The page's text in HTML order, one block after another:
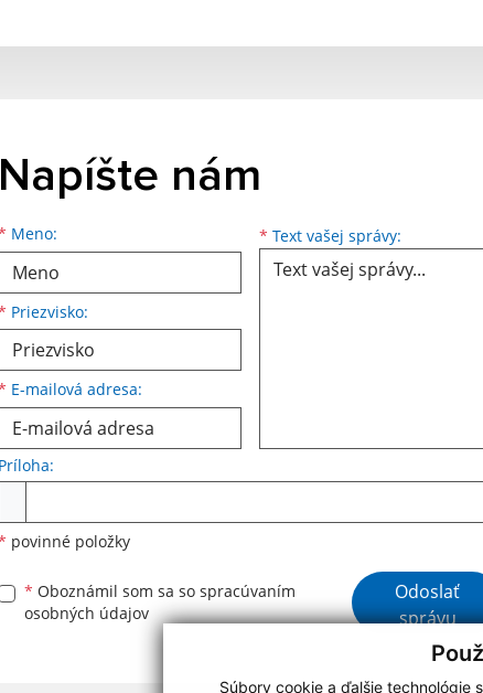
Súbory cookie a ďalšie technológie
Napíšte nám
Meno:
Priezvisko:
E-mailová adresa:
mailová adresa * Text vašej správy: Text
Príloha:
povinné položky
* Oboznámil som sa so spracúvaním
osobných údajov
GoogleOdoslať
správu